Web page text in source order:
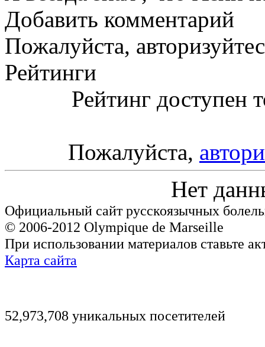
Добавить комментарий
Пожалуйста,
Рейтинги
Рейтинг доступен
Пожалуйста,
Нет
Официальный сайт русскоязычных
© 2006-2012 Olympique de Marseille
При использовании материалов ставьте
Карта сайта
52,973,708 уникальных посетителей